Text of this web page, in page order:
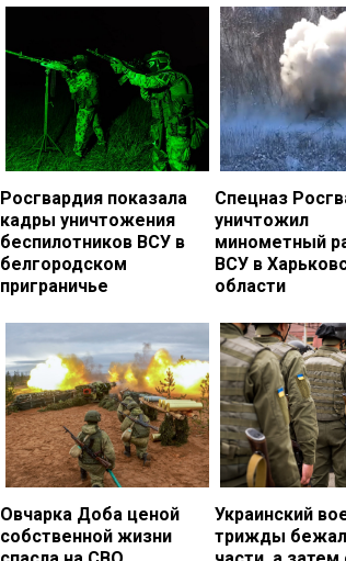
Росгвардия показала
кадры уничтожения
беспилотников ВСУ в
белгородском
приграничье
Спецназ
уничтожил
минометный
ВСУ в
области
Овчарка Доба ценой
собственной жизни
Украинский
трижды